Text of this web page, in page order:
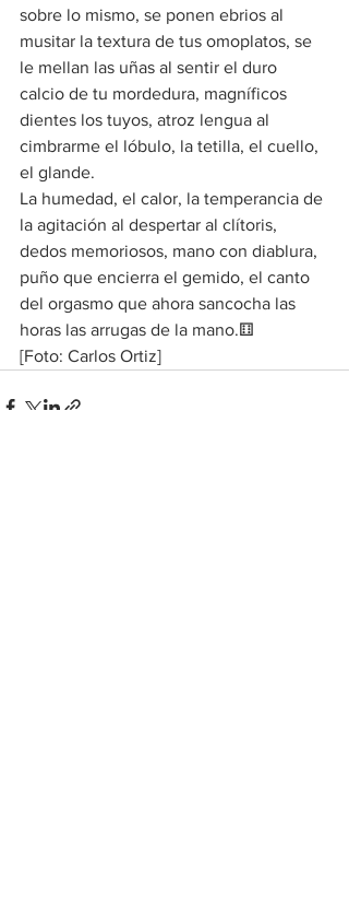
sobre lo mismo, se ponen ebrios al
musitar la textura de tus omoplatos, se
le mellan las uñas al sentir el duro
calcio de tu mordedura, magníficos
dientes los tuyos, atroz lengua al
cimbrarme el lóbulo, la tetilla, el cuello,
el glande.
La humedad, el calor, la temperancia de
la agitación al despertar al clítoris,
dedos memoriosos, mano con diablura,
puño que encierra el gemido, el canto
del orgasmo que ahora sancocha las
horas las arrugas de la mano.⚅
[Foto: Carlos Ortiz]